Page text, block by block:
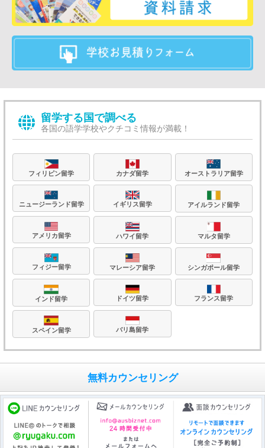
留学する国で調べる
各国の語学学校やクチコミ情報が満載！
フィリピン留学 カナダ留学 オーストラリア留学
ニュージーランド留学 イギリス留学 アイルランド留学
アメリカ留学 ハワイ留学 マルタ留学
フィジー留学 マレーシア留学 シンガポール留学
インド留学 ドイツ留学 フランス留学
スペイン留学 バリ島留学
無料カウンセリング